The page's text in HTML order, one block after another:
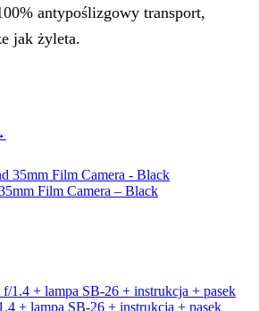
antypoślizgowy transport,
jak żyleta.
Film Camera – Black
+ lampa SB-26 + instrukcja + pasek